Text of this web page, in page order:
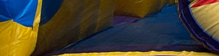
IMG_1677 - Kopie (1)